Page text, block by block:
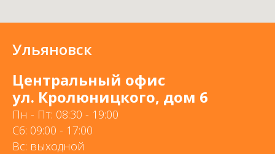
Ульяновск
Центральный офис
ул. Кролюницкого, дом 6
Пн - Пт: 08:30 - 19:00
Сб: 09:00 - 17:00
Вс: выходной